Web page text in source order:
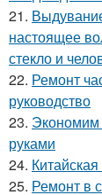
21.
настоящее
стекло и
22. Ремонт
руководство
23. Экономим
руками
24.
25. Ремонт в